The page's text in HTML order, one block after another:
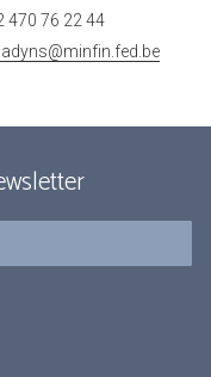
470 76 22 44